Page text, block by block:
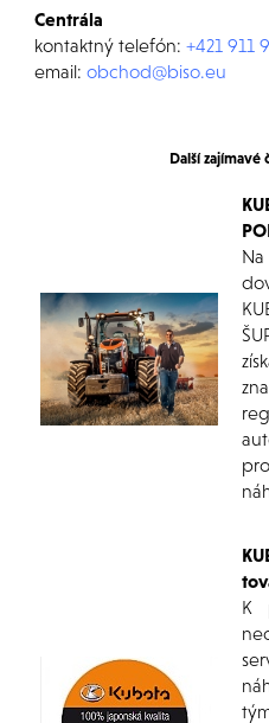
Centrála
kontaktný telefón: +421 911
email: obchod@biso.eu
Další zajímavé
K